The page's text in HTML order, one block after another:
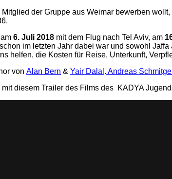
der Gruppe aus Weimar bewerben
6. Juli 2018 mit dem Flug nach Tel Aviv, am
im letzten Jahr dabei war und sowohl
helfen, die Kosten für Reise, Unterkunft,
von Alan Bern & Yair Dalal . Andreas
diesem Trailer des Films des KADYA